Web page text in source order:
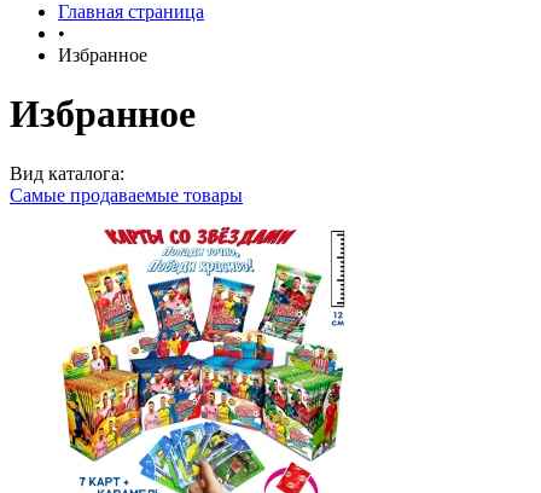
Главная страница
•
Избранное
Избранное
Вид каталога:
Самые продаваемые товары